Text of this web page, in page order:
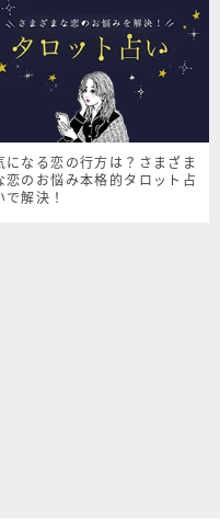
になる恋の行方は？さまざま
恋のお悩み本格的タロット占
で解決！